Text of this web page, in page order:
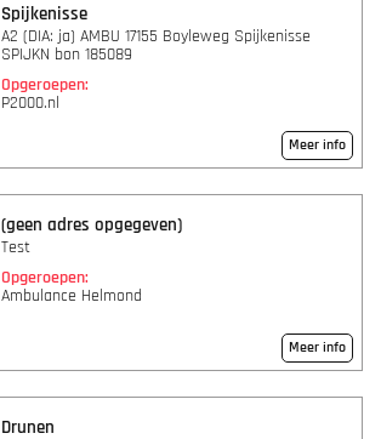
Spijkenisse
A2 (DIA: ja) AMBU 17155 Boyleweg Spijkenisse
SPIJKN bon 185089
Opgeroepen:
P2000.nl
Meer info
(geen adres opgegeven)
Test
Opgeroepen:
Ambulance Helmond
Meer info
Drunen